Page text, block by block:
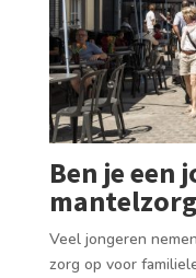
Ben je een
Veel jongeren
zorg op voor